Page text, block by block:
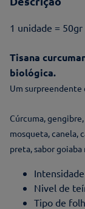
1 unidade = 50gr
Tisana
biológica.
Um surpreendente
Cúrcuma,
mosqueta, canela,
preta, sabor
Nivel de
Tipo de